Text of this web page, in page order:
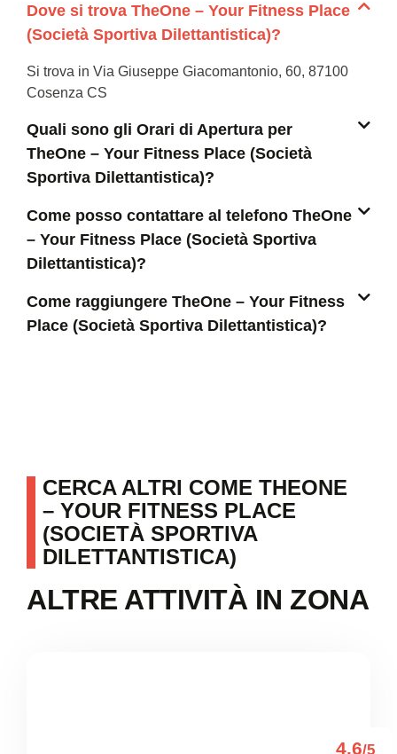
Dove si trova TheOne – Your Fitness Place
(Società Sportiva Dilettantistica)?
Si trova in Via Giuseppe Giacomantonio, 60, 87100
Cosenza CS
Quali sono gli Orari di Apertura per
TheOne – Your Fitness Place (Società
Sportiva Dilettantistica)?
Come posso contattare al telefono TheOne
– Your Fitness Place (Società Sportiva
Dilettantistica)?
Come raggiungere TheOne – Your Fitness
Place (Società Sportiva Dilettantistica)?
CERCA ALTRI COME THEONE
– YOUR FITNESS PLACE
(SOCIETÀ SPORTIVA
DILETTANTISTICA)
ALTRE ATTIVITÀ IN ZONA
4.6/5